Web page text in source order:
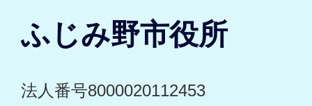
ふじみ野市役所
法人番号8000020112453